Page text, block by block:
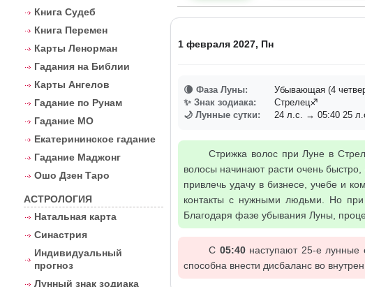
Книга Судеб
Книга Перемен
Карты Ленорман
Гадания на Библии
Карты Ангелов
Гадание по Рунам
Гадание МО
Екатерининское гадание
Гадание Маджонг
Ошо Дзен Таро
АСТРОЛОГИЯ
Натальная карта
Синастрия
Индивидуальный
прогноз
Лунный знак зодиака
1 февраля 2027, Пн
🌘 Фаза Луны:
Убывающая (4
✨ Знак зодиака:
Стрелец♐
🌙 Лунные сутки:
24 л.с. → 05:40 25
Стрижка волос при Луне в
волосы начинают расти очень
привлечь удачу в бизнесе, учебе и
контакты с нужными людьми. Но при
Благодаря фазе убывания Луны,
С 05:40наступают 25-е лунные
способна внести дисбаланс во